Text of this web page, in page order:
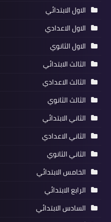
الاول الابتدائي
الاول الاعدادي
الاول الثانوي
الثالث الابتدائي
الثالث الاعدادي
الثالث الثانوي
الثاني الابتدائي
الثاني الاعدادي
الثاني الثانوي
الخامس الابتدائي
الرابع الابتدائي
السادس الابتدائي